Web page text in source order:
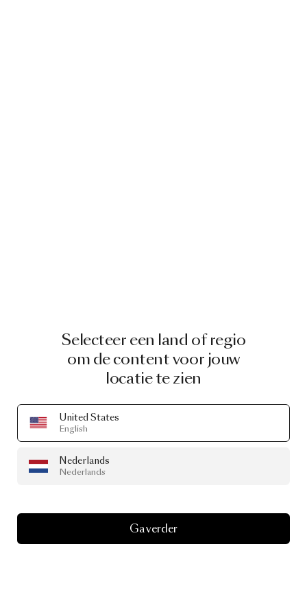
Selecteer een land of regio
om de content voor jouw
locatie te zien
United States
English
Nederlands
Nederlands
Ga verder